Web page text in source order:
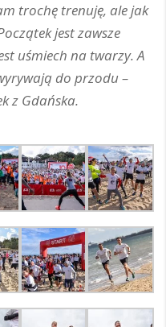
trochę trenuję, ale jak
jest zawsze
uśmiech na twarzy. A
do przodu –
z Gdańska.